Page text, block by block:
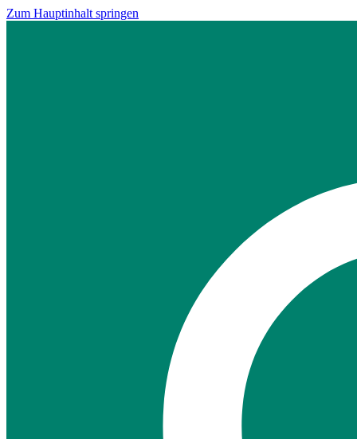
Zum Hauptinhalt springen